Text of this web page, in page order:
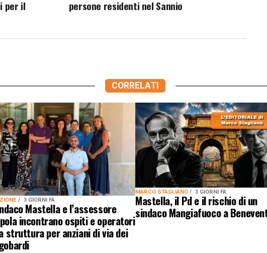
persone residenti nel Sannio
per il
CORRELATI
3 GIORNI FA
Mastella e l’assessore
incontrano ospiti e operatori
struttura per anziani di via dei
MARCO STAGLIANÒ 3 GIORNI FA
Mastella, il Pd e il rischio di un
sindaco Mangiafuoco a